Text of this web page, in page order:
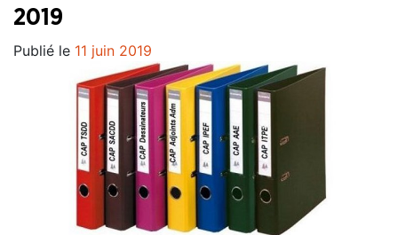
2019
Publié le 11 juin 2019